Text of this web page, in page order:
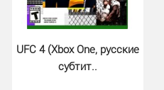
UFC 4 (Xbox One, русские
субтит..